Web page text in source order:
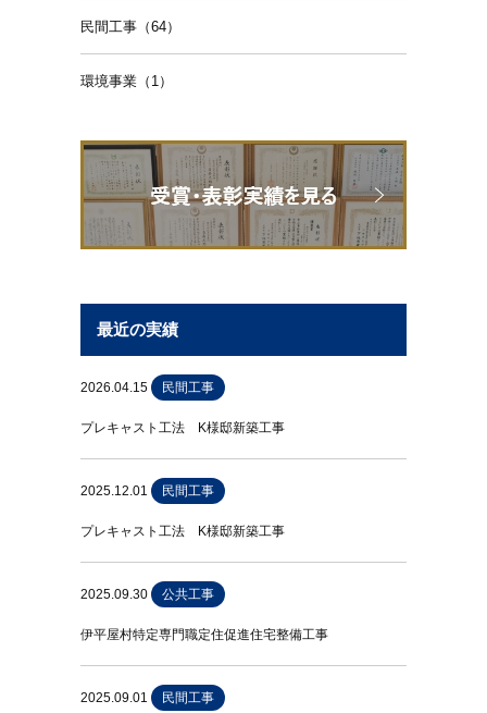
民間工事（64）
環境事業（1）
最近の実績
2026.04.15 民間工事
プレキャスト工法 K様邸新築工事
2025.12.01 民間工事
プレキャスト工法 K様邸新築工事
2025.09.30 公共工事
伊平屋村特定専門職定住促進住宅整備工事
2025.09.01 民間工事